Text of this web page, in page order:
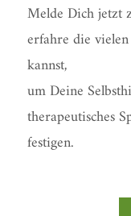
Melde Dich jetzt
erfahre die
kannst,
um Deine
therapeutisches
festigen.